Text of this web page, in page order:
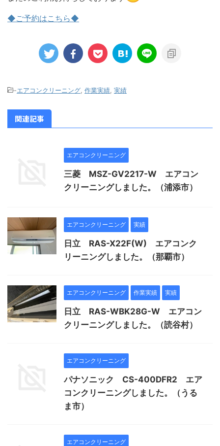
◆ご予約はこちら◆
-エアコンクリーニング 作業実績 実績
関連記事
エアコンクリーニング
三菱 MSZ-GV2217-W エアコン
クリーニングしました。（浦添市）
エアコンクリーニング 実績
日立 RAS-X22F(W) エアコンク
リーニングしました。（那覇市）
エアコンクリーニング 作業実績 実績
日立 RAS-WBK28G-W エアコン
クリーニングしました。（読谷村）
エアコンクリーニング
パナソニック CS-400DFR2 エア
コンクリーニングしました。（うる
ま市）
エアコンクリーニング